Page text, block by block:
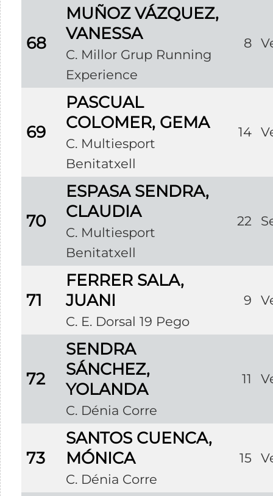
68
MUÑOZ VÁZQUEZ,
VANESSA
C. Millor Grup Running
Experience
8
69
PASCUAL
COLOMER, GEMA
C. Multiesport
Benitatxell
14
70
ESPASA SENDRA,
CLAUDIA
C. Multiesport
Benitatxell
22
71
FERRER SALA,
JUANI
C. E. Dorsal 19 Pego
9
72
SENDRA
SÁNCHEZ,
YOLANDA
C. Dénia Corre
11
73
SANTOS CUENCA,
MÓNICA
C. Dénia Corre
15